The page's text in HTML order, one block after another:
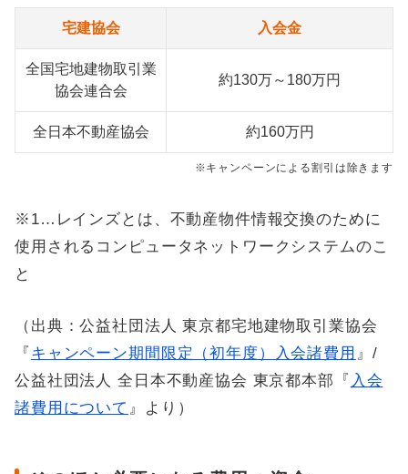
宅建協会 入会金
全国宅地建物取引業
協会連合会
約130万～180万円
全日本不動産協会 約160万円
※キャンペーンによる割引は除きます
※1…レインズとは、不動産物件情報交換のために
使用されるコンピュータネットワークシステムのこ
と
（出典：公益社団法人 東京都宅地建物取引業協会
『 キャンペーン期間限定（初年度）入会諸費用 』/
公益社団法人 全日本不動産協会 東京都本部『 入会
諸費用について 』より）